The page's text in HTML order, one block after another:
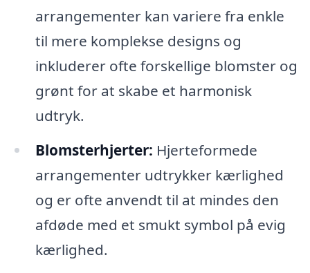
arrangementer kan variere fra enkle
til mere komplekse designs og
inkluderer ofte forskellige blomster og
grønt for at skabe et harmonisk
udtryk.
Blomsterhjerter: Hjerteformede
arrangementer udtrykker kærlighed
og er ofte anvendt til at mindes den
afdøde med et smukt symbol på evig
kærlighed.